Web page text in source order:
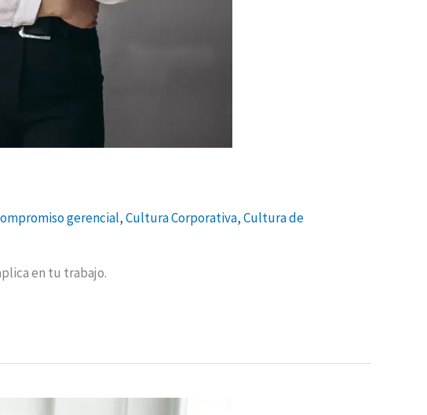
gerencial,Cultura Corporativa,Cultura de
en tu trabajo.